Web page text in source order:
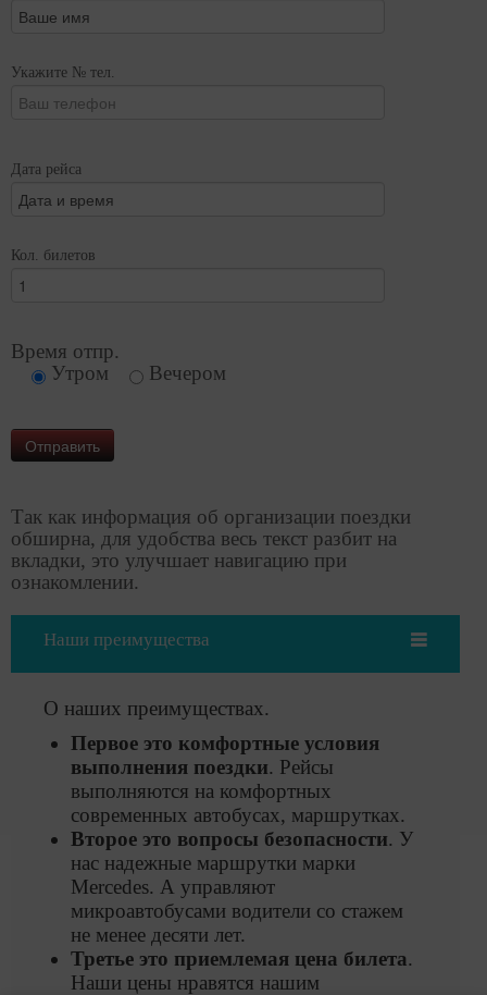
Укажите № тел.
Дата рейса
Кол. билетов
Время отпр.
Утром
Вечером
Так как информация об организации поездки
обширна, для удобства весь текст разбит на
вкладки, это улучшает навигацию при
ознакомлении.
Наши преимущества
О наших преимуществах.
Первое это комфортные условия
выполнения поездки. Рейсы
выполняются на комфортных
современных автобусах, маршрутках.
Второе это вопросы безопасности. У
нас надежные маршрутки марки
Mercedes. А управляют
микроавтобусами водители со стажем
не менее десяти лет.
Третье это приемлемая цена билета.
Наши цены нравятся нашим